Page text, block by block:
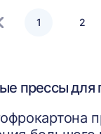
1 2
прессы для